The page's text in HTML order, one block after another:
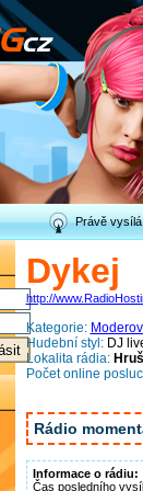
Právě
Dykej
http://
Kategorie:
Hudební styl:DJ
Lokalita rádia:
Počet online
Rádio
Informace o rádiu:
Čas posledního